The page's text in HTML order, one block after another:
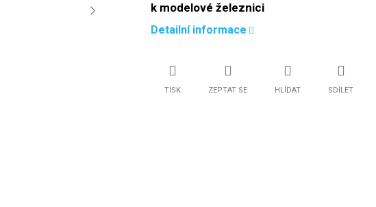
k modelové železnici
Detailní informace
TISK ZEPTAT SE HLÍDAT SDÍLET